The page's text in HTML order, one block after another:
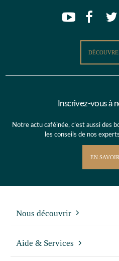
Inscrivez-vous à
Notre actu caféinée, c’est aussi des
les conseils de nos
EN
Nous découvrir
Aide & Services